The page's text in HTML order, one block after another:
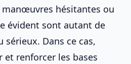
hésitantes ou
évident sont autant de
sérieux. Dans ce cas,
renforcer les bases